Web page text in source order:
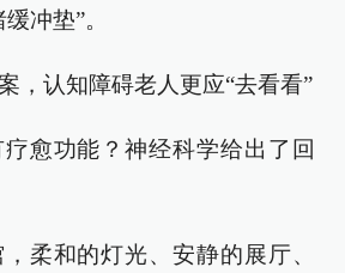
冲垫”。
，认知障碍老人更应“去看看”
愈功能？神经科学给出了回
柔和的灯光、安静的展厅、